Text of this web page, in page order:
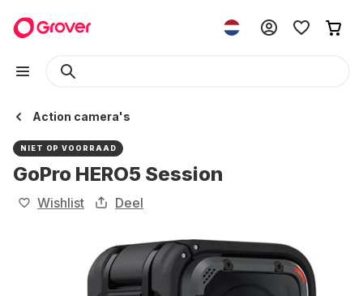
Action camera's
NIET OP VOORRAAD
GoPro HERO5 Session
Wishlist Deel